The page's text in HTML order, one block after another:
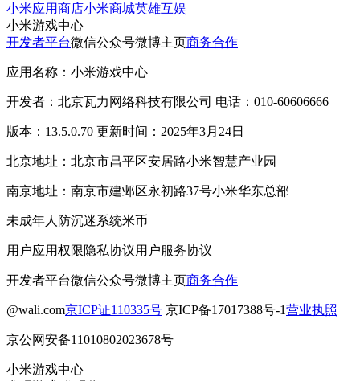
小米应用商店小米商城英雄互娱
小米游戏中心
开发者平台微信公众号微博主页商务合作
应用名称：小米游戏中心
开发者：北京瓦力网络科技有限公司 电话：010-60606666
版本：13.5.0.70 更新时间：2025年3月24日
北京地址：北京市昌平区安居路小米智慧产业园
南京地址：南京市建邺区永初路37号小米华东总部
未成年人防沉迷系统米币
用户应用权限隐私协议用户服务协议
开发者平台微信公众号微博主页商务合作
@wali.com京ICP证110335号 京ICP备17017388号-1营业执照
京公网安备11010802023678号
小米游戏中心